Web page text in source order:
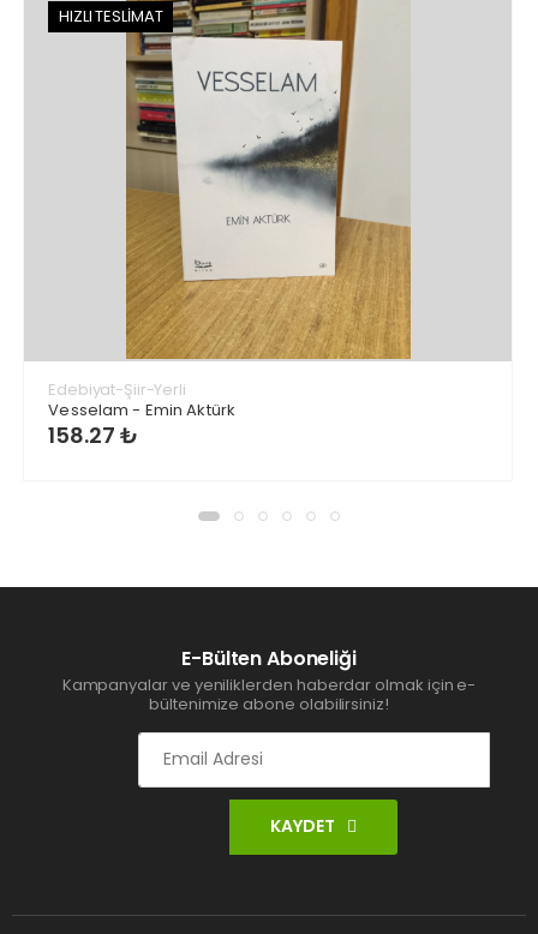
HIZLI TESLİMAT
Edebiyat-Şiir-Yerli
Vesselam - Emin Aktürk
158.27 ₺
E-Bülten Aboneliği
Kampanyalar ve yeniliklerden haberdar olmak için e-
bültenimize abone olabilirsiniz!
KAYDET